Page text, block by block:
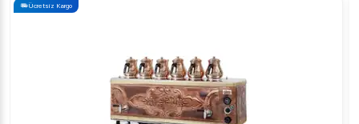
Boyutlar:
organizasyonlar için ideal
Ateşe Silver Çay Kazanı, kaliteli çay servisi yapmak
isteyen profesyoneller için mükemmel bir seçimdir. Uzun
Ücretsiz Kargo